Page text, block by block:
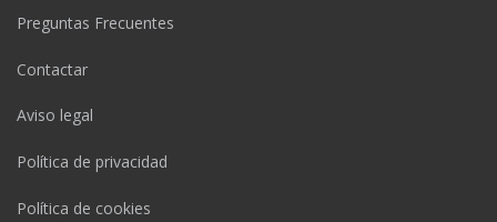
Preguntas Frecuentes
Contactar
Aviso legal
Política de privacidad
Política de cookies